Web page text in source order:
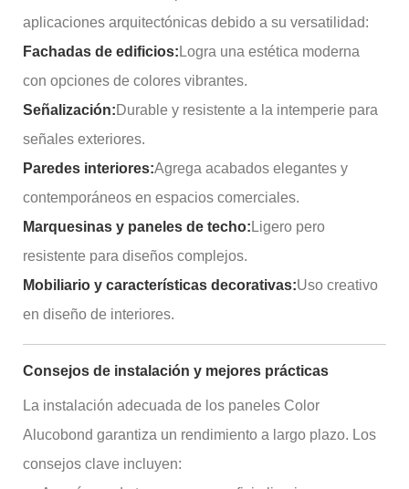
aplicaciones arquitectónicas debido a su versatilidad:
Fachadas de edificios: Logra una estética moderna
con opciones de colores vibrantes.
Señalización:Durable y resistente a la intemperie para
señales exteriores.
Paredes interiores:Agrega acabados elegantes y
contemporáneos en espacios comerciales.
Marquesinas y paneles de techo: Ligero pero
resistente para diseños complejos.
Mobiliario y características decorativas:Uso creativo
en diseño de interiores.
Consejos de instalación y mejores prácticas
La instalación adecuada de los paneles Color
Alucobond garantiza un rendimiento a largo plazo. Los
consejos clave incluyen: